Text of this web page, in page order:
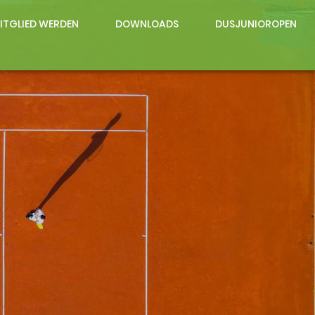
WERDEN DOWNLOADS DUSJUNIOROPEN